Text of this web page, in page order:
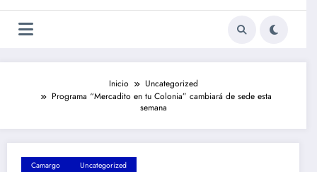
Inicio
Uncategorized
Programa “Mercadito en tu Colonia” cambiará de sede esta
semana
Camargo Uncategorized